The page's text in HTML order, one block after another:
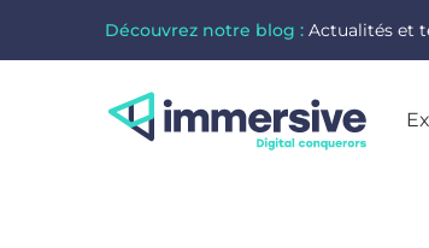
Découvrez notre blog : Actualités et